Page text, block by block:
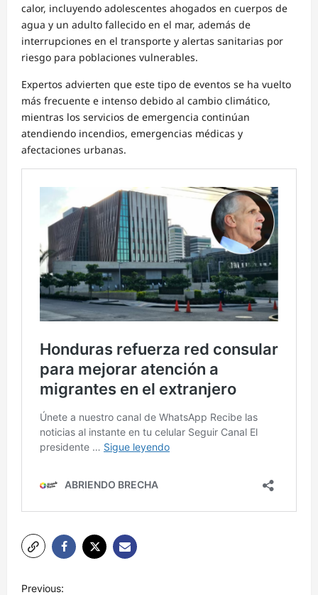
calor, incluyendo adolescentes ahogados en cuerpos de
agua y un adulto fallecido en el mar, además de
interrupciones en el transporte y alertas sanitarias por
riesgo para poblaciones vulnerables.
Expertos advierten que este tipo de eventos se ha vuelto
más frecuente e intenso debido al cambio climático,
mientras los servicios de emergencia continúan
atendiendo incendios, emergencias médicas y
afectaciones urbanas.
NPrevious: